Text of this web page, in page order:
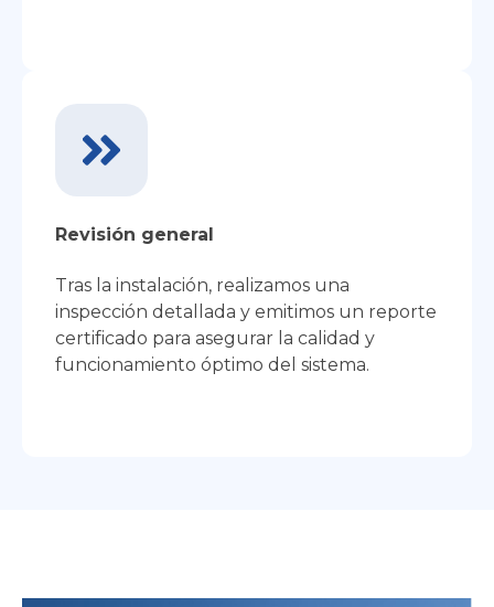
Revisión general
Tras la instalación, realizamos una
inspección detallada y emitimos un reporte
certificado para asegurar la calidad y
funcionamiento óptimo del sistema.